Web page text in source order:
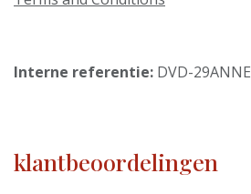
Interne referentie: DVD-29ANNE
klantbeoordelingen